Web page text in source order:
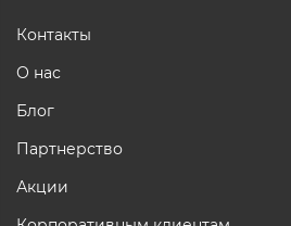
Контакты
О нас
Блог
Партнерство
Акции